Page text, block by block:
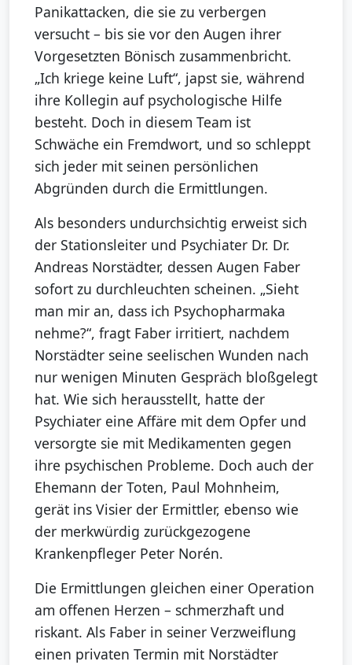
Panikattacken, die sie zu verbergen
versucht – bis sie vor den Augen ihrer
Vorgesetzten Bönisch zusammenbricht.
„Ich kriege keine Luft“, japst sie, während
ihre Kollegin auf psychologische Hilfe
besteht. Doch in diesem Team ist
Schwäche ein Fremdwort, und so schleppt
sich jeder mit seinen persönlichen
Abgründen durch die Ermittlungen.
Als besonders undurchsichtig erweist sich
der Stationsleiter und Psychiater Dr. Dr.
Andreas Norstädter, dessen Augen Faber
sofort zu durchleuchten scheinen. „Sieht
man mir an, dass ich Psychopharmaka
nehme?“, fragt Faber irritiert, nachdem
Norstädter seine seelischen Wunden nach
nur wenigen Minuten Gespräch bloßgelegt
hat. Wie sich herausstellt, hatte der
Psychiater eine Affäre mit dem Opfer und
versorgte sie mit Medikamenten gegen
ihre psychischen Probleme. Doch auch der
Ehemann der Toten, Paul Mohnheim,
gerät ins Visier der Ermittler, ebenso wie
der merkwürdig zurückgezogene
Krankenpfleger Peter Norén.
Die Ermittlungen gleichen einer Operation
am offenen Herzen – schmerzhaft und
riskant. Als Faber in seiner Verzweiflung
einen privaten Termin mit Norstädter